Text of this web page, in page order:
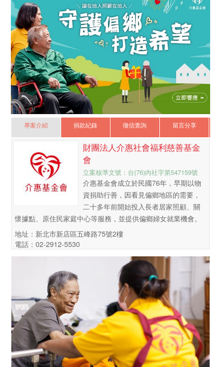
專案介紹 捐款紀錄 徵信查詢 留言分享
財團法人介惠社會福利慈善基金
會
立案核準文號：台(76)內社字第547159號
介惠基金會成立於民國76年，早期以物
資捐助行善，因看見偏鄉地區的需要，
二十多年前開始投入長者居家照顧、關
懷據點、原住民家庭中心等服務，並提供偏鄉婦女就業機會。
地址：新北市新店區五峰路75號2樓
電話：02-2912-5530